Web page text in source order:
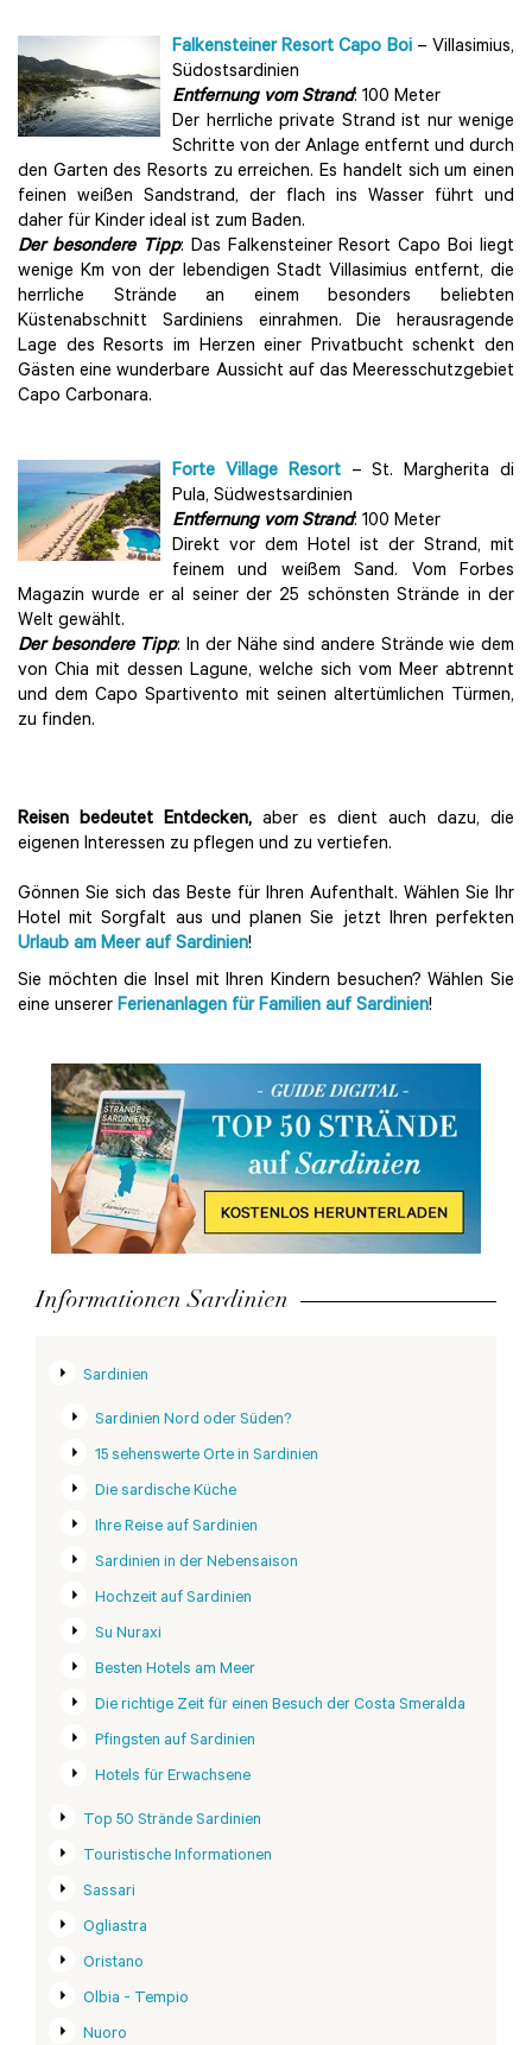
Falkensteiner Resort Capo Boi– Villasimius,
Südostsardinien
Entfernung vom Strand: 100 Meter
Der herrliche private Strand ist nur wenige
Schritte von der Anlage entfernt und durch
den Garten des Resorts zu erreichen. Es handelt sich um einen
feinen weißen Sandstrand, der flach ins Wasser führt und
daher für Kinder ideal ist zum Baden.
Der besondere Tipp: Das Falkensteiner Resort Capo Boi liegt
wenige Km von der lebendigen Stadt Villasimius entfernt, die
herrliche Strände an einem besonders beliebten
Küstenabschnitt Sardiniens einrahmen. Die herausragende
Lage des Resorts im Herzen einer Privatbucht schenkt den
Gästen eine wunderbare Aussicht auf das Meeresschutzgebiet
Capo Carbonara.
Forte Village Resort– St. Margherita di
Pula, Südwestsardinien
Entfernung vom Strand: 100 Meter
Direkt vor dem Hotel ist der Strand, mit
feinem und weißem Sand. Vom Forbes
Magazin wurde er al seiner der 25 schönsten Strände in der
Welt gewählt.
Der besondere Tipp: In der Nähe sind andere Strände wie dem
von Chia mit dessen Lagune, welche sich vom Meer abtrennt
und dem Capo Spartivento mit seinen altertümlichen Türmen,
zu finden.
Reisen bedeutet Entdecken, aber es dient auch dazu, die
eigenen Interessen zu pflegen und zu vertiefen.
Gönnen Sie sich das Beste für Ihren Aufenthalt. Wählen Sie Ihr
Hotel mit Sorgfalt aus und planen Sie jetzt Ihren perfekten
Urlaub am Meer auf Sardinien!
Sie möchten die Insel mit Ihren Kindern besuchen? Wählen Sie
eine unserer Ferienanlagen für Familien auf Sardinien!
Informationen Sardinien
Sardinien
Sardinien Nord oder Süden?
15 sehenswerte Orte in Sardinien
Die sardische Küche
Ihre Reise auf Sardinien
Sardinien in der Nebensaison
Hochzeit auf Sardinien
Su Nuraxi
Besten Hotels am Meer
Die richtige Zeit für einen Besuch der Costa Smeralda
Pfingsten auf Sardinien
Hotels für Erwachsene
Top 50 Strände Sardinien
Touristische Informationen
Sassari
Ogliastra
Oristano
Olbia - Tempio
Nuoro